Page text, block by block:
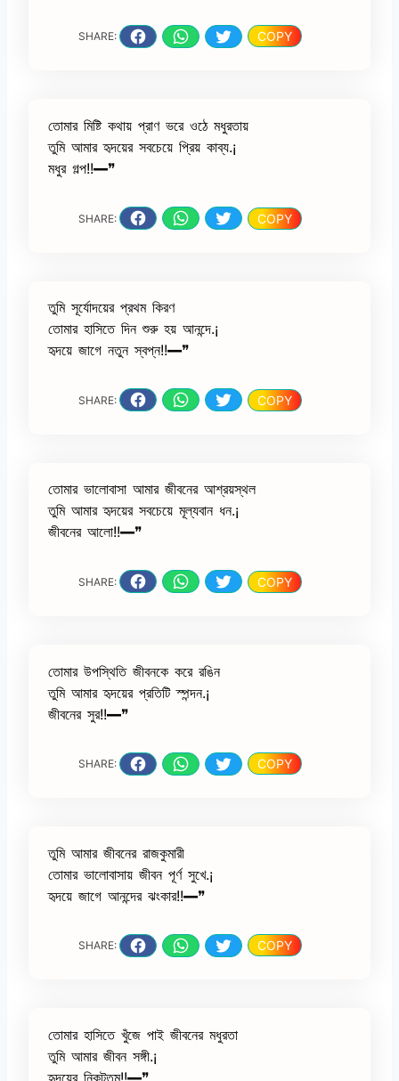
SHARE: COPY
তোমার মিষ্টি কথায় প্রাণ ভরে ওঠে মধুরতায়
তুমি আমার হৃদয়ের সবচেয়ে প্রিয় কাব্য.¡
মধুর গল্প!!━❞
SHARE: COPY
তুমি সূর্যোদয়ের প্রথম কিরণ
তোমার হাসিতে দিন শুরু হয় আনন্দে.¡
হৃদয়ে জাগে নতুন স্বপ্ন!!━❞
SHARE: COPY
তোমার ভালোবাসা আমার জীবনের আশ্রয়স্থল
তুমি আমার হৃদয়ের সবচেয়ে মূল্যবান ধন.¡
জীবনের আলো!!━❞
SHARE: COPY
তোমার উপস্থিতি জীবনকে করে রঙিন
তুমি আমার হৃদয়ের প্রতিটি স্পন্দন.¡
জীবনের সুর!!━❞
SHARE: COPY
তুমি আমার জীবনের রাজকুমারী
তোমার ভালোবাসায় জীবন পূর্ণ সুখে.¡
হৃদয়ে জাগে আনন্দের ঝংকার!!━❞
SHARE: COPY
তোমার হাসিতে খুঁজে পাই জীবনের মধুরতা
তুমি আমার জীবন সঙ্গী.¡
হৃদয়ের নিকটতম!!━❞